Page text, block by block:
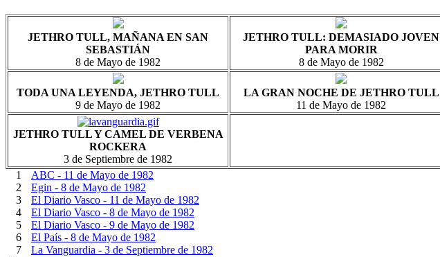
JETHRO TULL, MAÑANA EN SAN
SEBASTIÁN
8 de Mayo de 1982
JETHRO TULL: DEMASIADO JOVEN
PARA MORIR
8 de Mayo de 1982
TODA UNA LEYENDA, JETHRO TULL
9 de Mayo de 1982
LA GRAN NOCHE DE JETHRO TULL
11 de Mayo de 1982
JETHRO TULL Y CAMEL DE VERBENA
ROCKERA
3 de Septiembre de 1982
1
ABC - 11 de Mayo de 1982
2
Egin - 8 de Mayo de 1982
3
El Diario Vasco - 11 de Mayo de 1982
4
El Diario Vasco - 8 de Mayo de 1982
5
El Diario Vasco - 9 de Mayo de 1982
6
El País - 8 de Mayo de 1982
7
La Vanguardia - 3 de Septiembre de 1982